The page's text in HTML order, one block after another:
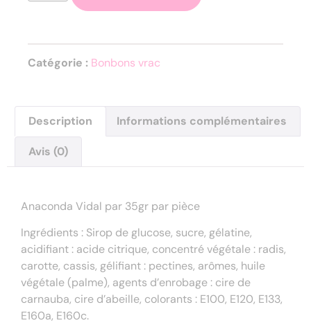
Catégorie : Bonbons vrac
Description Informations complémentaires
Avis (0)
Anaconda Vidal par 35gr par pièce
Ingrédients : Sirop de glucose, sucre, gélatine,
acidifiant : acide citrique, concentré végétale : radis,
carotte, cassis, gélifiant : pectines, arômes, huile
végétale (palme), agents d’enrobage : cire de
carnauba, cire d’abeille, colorants : E100, E120, E133,
E160a, E160c.